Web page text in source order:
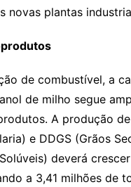
novas plantas
de combustível, a
de milho segue
A produção
e DDGS (Grãos
deverá crescer
a 3,41 milhões de